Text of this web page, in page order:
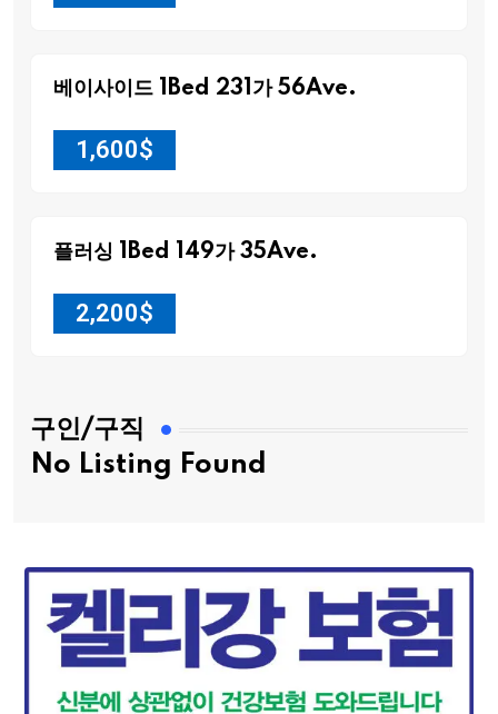
베이사이드 1Bed 231가 56Ave.
1,600$
플러싱 1Bed 149가 35Ave.
2,200$
구인/구직
No Listing Found